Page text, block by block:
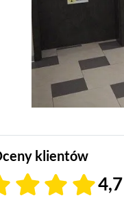
klientów
4,7